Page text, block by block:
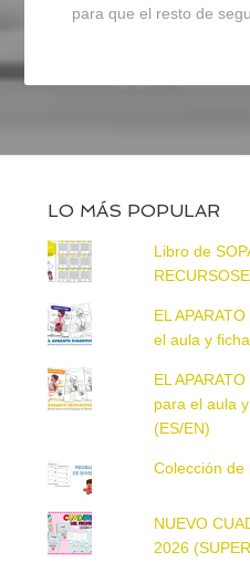
para que el resto de
LO MÁS POPULAR
Libro de
EL
el aula y
EL
para el aula
(ES/EN)
Colección de
NUEVO
2026